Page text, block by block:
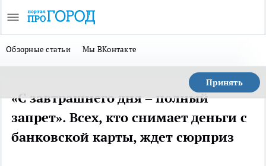
Обзорные статьи Мы ВКонтакте
Принять
«С завтрашнего дня – полный
запрет». Всех, кто снимает деньги с
банковской карты, ждет сюрприз